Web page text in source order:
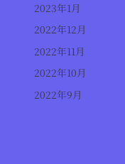
2023年1月
2022年12月
2022年11月
2022年10月
2022年9月